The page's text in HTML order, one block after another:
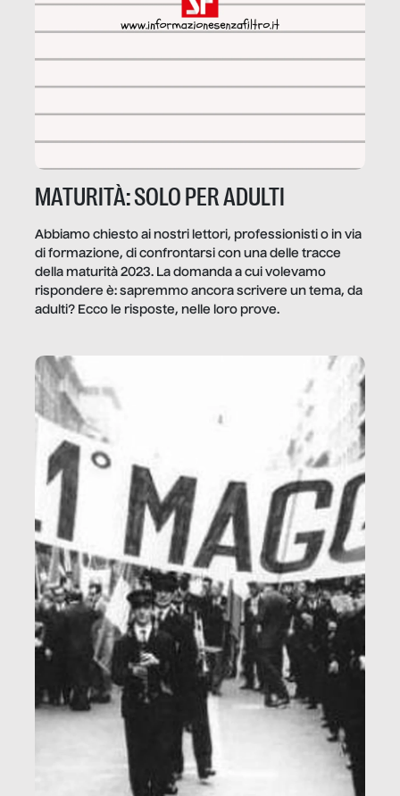
MATURITÀ: SOLO PER ADULTI
Abbiamo chiesto ai nostri lettori, professionisti o in via
di formazione, di confrontarsi con una delle tracce
della maturità 2023. La domanda a cui volevamo
rispondere è: sapremmo ancora scrivere un tema, da
adulti? Ecco le risposte, nelle loro prove.